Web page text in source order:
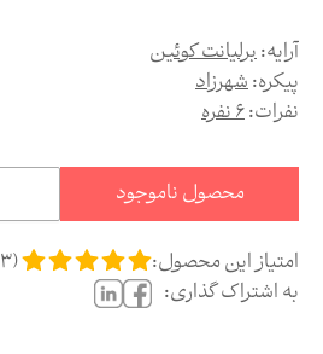
آرایه:برلیانت کوئین
پیکره:شهرزاد
نفرات:6 نفره
محصول ناموجود
امتیاز این محصول:
(
3
به اشتراک گذاری: